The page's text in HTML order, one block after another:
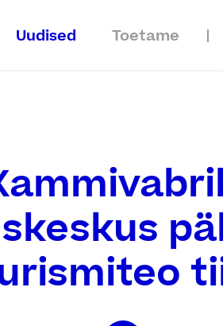
Uudised Toetame